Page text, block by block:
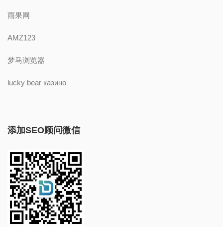
雨果网
AMZ123
梦马浏览器
lucky bear казино
添加SEO顾问微信